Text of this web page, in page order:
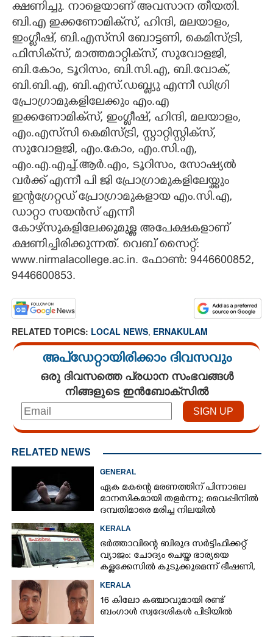
SPIRITUAL
INFO+
ART
ASTRO
CARTOONS
LITERATURE
ZOOM
CONTACT US
ക്ഷണിച്ചു. നാളെയാണ് അവസാന തീയതി.
ബി.എ ഇക്കണോമിക്‌സ്, ഹിന്ദി, മലയാളം,
ഇംഗ്ലീഷ്, ബി.എസ്‌സി ബോട്ടണി, കെമിസ്ട്രി,
ഫിസിക്‌സ്, മാത്തമാറ്റിക്‌സ്, സുവോളജി,
ബി.കോം, ടൂറിസം, ബി.സി.എ, ബി.വോക്,
ബി.ബി.എ, ബി.എസ്.ഡബ്ല്യു എന്നീ ഡിഗ്രി
പ്രോഗ്രാമുകളിലേക്കും എം.എ
ഇക്കണോമിക്‌സ്, ഇംഗ്ലീഷ്, ഹിന്ദി, മലയാളം,
എം.എസ്‌സി കെമിസ്ട്രി, സ്റ്റാറ്റിസ്റ്റിക്‌സ്‌,
സുവോളജി, എം.കോം, എം.സി.എ,
എം.എ.എച്ച്.ആർ.എം, ടൂറിസം, സോഷ്യൽ
വർക്ക് എന്നീ പി ജി പ്രോഗ്രാമുകളിലേയ്ക്കും
ഇന്റഗ്രേറ്റഡ് പ്രോഗ്രാമുകളായ എം.സി.എ,
ഡാറ്റാ സയൻസ് എന്നീ
കോഴ്‌സുകളിലേക്കുമുള്ള അപേക്ഷകളാണ്
ക്ഷണിച്ചിരിക്കുന്നത്. വെബ് സൈറ്റ്:
www.nirmalacollege.ac.in. ഫോൺ: 9446600852,
9446600853.
RELATED TOPICS: LOCAL NEWS, ERNAKULAM
അപ്ഡേറ്റായിരിക്കാം ദിവസവും
ഒരു ദിവസത്തെ പ്രധാന സംഭവങ്ങൾ
നിങ്ങളുടെ ഇൻബോക്സിൽ
RELATED NEWS
GENERAL
ഏക മകന്റെ മരണത്തിന് പിന്നാലെ
മാനസികമായി തളർന്നു; വൈപ്പിനിൽ
ദമ്പതിമാരെ മരിച്ച നിലയിൽ
കണ്ടെത്തി
KERALA
ഭർത്താവിന്റെ ബിരുദ സർട്ടിഫിക്കറ്റ്
വ്യാജം: ചോദ്യം ചെയ്ത ഭാര്യയെ
കള്ളക്കേസിൽ കുടുക്കുമെന്ന് ഭീഷണി,
കേസെടുത്തു
KERALA
16 കിലോ കഞ്ചാവുമായി രണ്ട്
ബംഗാൾ സ്വദേശികൾ പിടിയിൽ